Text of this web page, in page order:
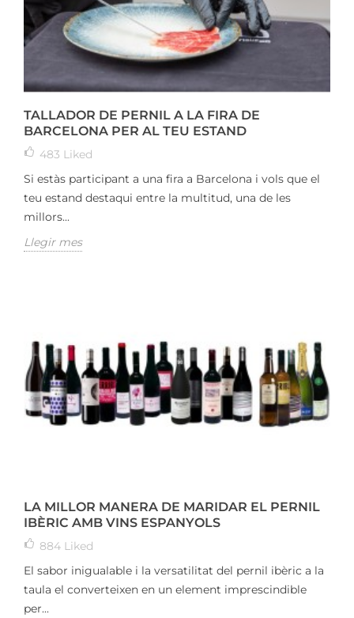
TALLADOR DE PERNIL A LA FIRA DE
BARCELONA PER AL TEU ESTAND
483 Liked
Si estàs participant a una fira a Barcelona i vols que el
teu estand destaqui entre la multitud, una de les
millors...
Llegir mes
LA MILLOR MANERA DE MARIDAR EL PERNIL
IBÈRIC AMB VINS ESPANYOLS
884 Liked
El sabor inigualable i la versatilitat del pernil ibèric a la
taula el converteixen en un element imprescindible
per...